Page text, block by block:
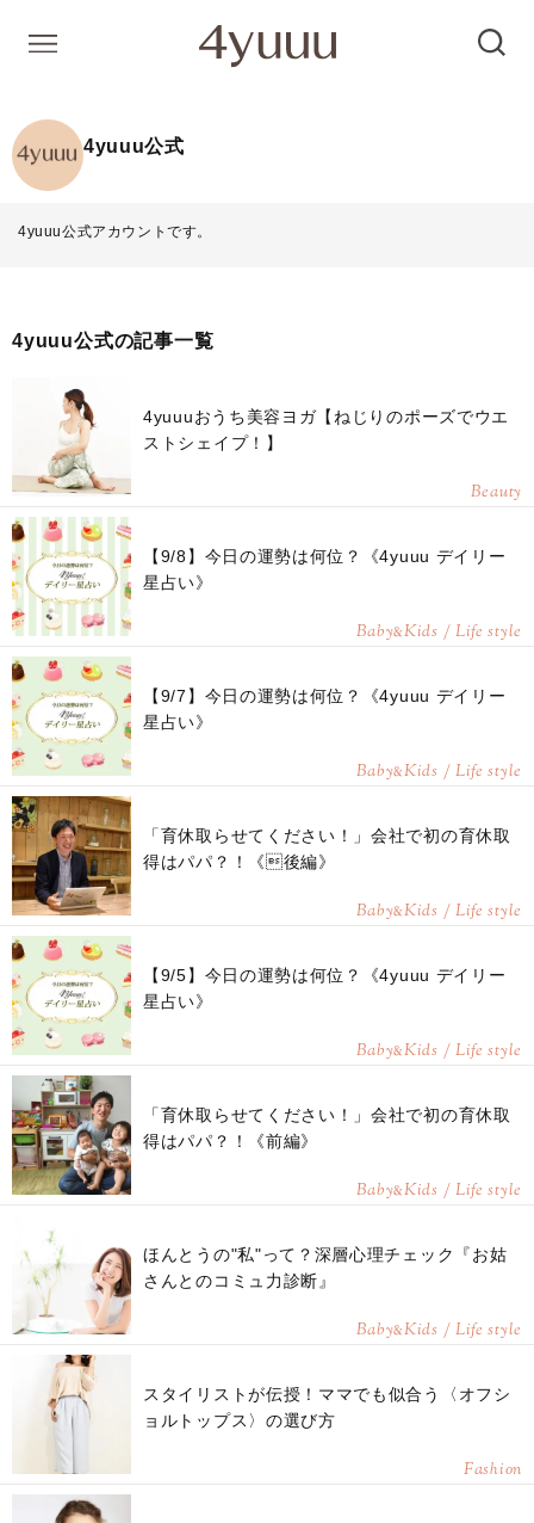
4yuuu公式
4yuuu公式アカウントです。
4yuuu公式の記事一覧
4yuuuおうち美容ヨガ【ねじりのポーズでウエ
ストシェイプ！】
Beauty
【9/8】今日の運勢は何位？《4yuuu デイリー
星占い》
Baby&Kids / Life style
【9/7】今日の運勢は何位？《4yuuu デイリー
星占い》
Baby&Kids / Life style
「育休取らせてください！」会社で初の育休取
得はパパ？！《後編》
Baby&Kids / Life style
【9/5】今日の運勢は何位？《4yuuu デイリー
星占い》
Baby&Kids / Life style
「育休取らせてください！」会社で初の育休取
得はパパ？！《前編》
Baby&Kids / Life style
ほんとうの"私"って？深層心理チェック『お姑
さんとのコミュ力診断』
Baby&Kids / Life style
スタイリストが伝授！ママでも似合う〈オフシ
ョルトップス〉の選び方
Fashion